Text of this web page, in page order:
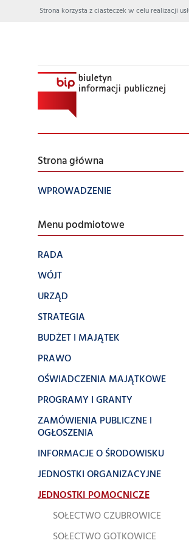
Strona korzysta z ciasteczek w celu realizacji
Strona główna
WPROWADZENIE
Menu podmiotowe
RADA
WÓJT
URZĄD
STRATEGIA
BUDŻET I MAJĄTEK
PRAWO
OŚWIADCZENIA MAJĄTKOWE
PROGRAMY I GRANTY
ZAMÓWIENIA PUBLICZNE I
OGŁOSZENIA
INFORMACJE O ŚRODOWISKU
JEDNOSTKI ORGANIZACYJNE
JEDNOSTKI POMOCNICZE
SOŁECTWO CZUBROWICE
SOŁECTWO GOTKOWICE